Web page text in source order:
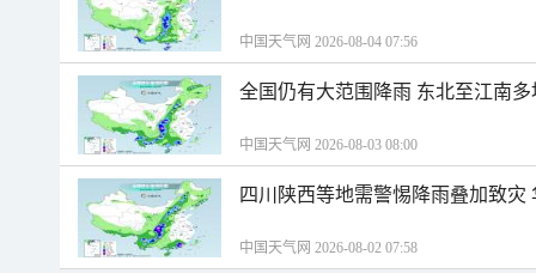
中国天气网 2026-08-04 07:56
全国仍有大范围降雨 东北至江南
中国天气网 2026-08-03 08:00
四川陕西等地需警惕降雨叠加致
中国天气网 2026-08-02 07:58